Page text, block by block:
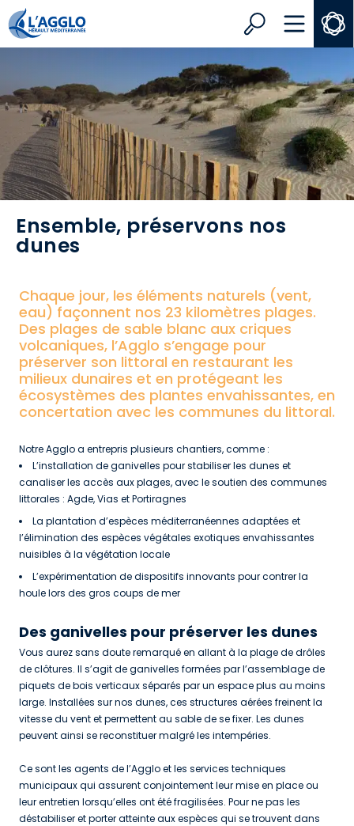
Search MENU
Ensemble, préservons nos
dunes
Chaque jour, les éléments naturels (vent,
eau) façonnent nos 23 kilomètres plages.
Des plages de sable blanc aux criques
volcaniques, l’Agglo s’engage pour
préserver son littoral en restaurant les
milieux dunaires et en protégeant les
écosystèmes des plantes envahissantes, en
concertation avec les communes du littoral.
Notre Agglo a entrepris plusieurs chantiers, comme :
L’installation de ganivelles pour stabiliser les dunes et
canaliser les accès aux plages, avec le soutien des communes
littorales : Agde, Vias et Portiragnes
La plantation d’espèces méditerranéennes adaptées et
l’élimination des espèces végétales exotiques envahissantes
nuisibles à la végétation locale
L’expérimentation de dispositifs innovants pour contrer la
houle lors des gros coups de mer
Des ganivelles pour préserver les dunes
Vous aurez sans doute remarqué en allant à la plage de drôles
de clôtures. Il s’agit de ganivelles formées par l’assemblage de
piquets de bois verticaux séparés par un espace plus au moins
large. Installées sur nos dunes, ces structures aérées freinent la
vitesse du vent et permettent au sable de se fixer. Les dunes
peuvent ainsi se reconstituer malgré les intempéries.
Ce sont les agents de l’Agglo et les services techniques
municipaux qui assurent conjointement leur mise en place ou
leur entretien lorsqu’elles ont été fragilisées. Pour ne pas les
déstabiliser et porter atteinte aux espèces qui se trouvent dans